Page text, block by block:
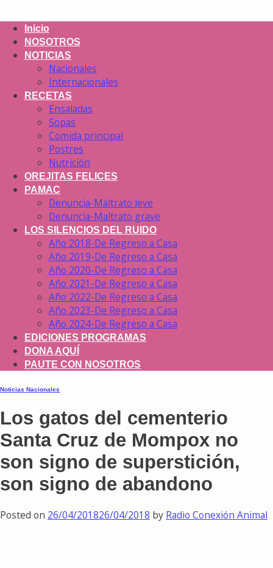
Inicio
NOSOTROS
NOTICIAS
Nacionales
Internacionales
RECETAS
Ensaladas
Sopas
Comida principal
Postres
Nutrición
OREJITAS FELICES
PAMAC
Denuncia-Maltrato leve
Denuncia-Maltrato grave
LOS SILENCIOS DEL RUIDO
Año 2018-De Regreso a Casa
Año 2019-De Regreso a Casa
Año 2020-De Regreso a Casa
Año 2021-De Regreso a Casa
Año 2022-De Regreso a Casa
Año 2023-De Regreso a Casa
Año 2024-De Regreso a Casa
EDICIONES PROGRAMAS
DONA AQUÍ
PAUTE CON NOSOTROS
Noticias Nacionales
Los gatos del cementerio
Santa Cruz de Mompox no
son signo de superstición,
son signo de abandono
Posted on 26/04/201826/04/2018 by Radio Conexión Animal